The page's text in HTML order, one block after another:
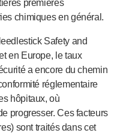
EcoSafe®companion
médicaments
premières
chimiques en général.
Safety and
en Europe, le taux
a encore du chemin
réglementaire
hôpitaux, où
progresser. Ces facteurs
sont traités dans cet